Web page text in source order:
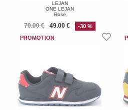
LEJAN
ONE LEJAN
Rose
70.00 € 49.00 € -30 %